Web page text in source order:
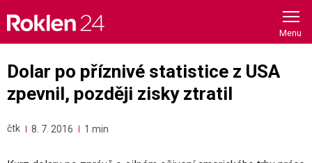
content
Dolar po příznivé statistice z USA
zpevnil, později zisky ztratil
čtk 8. 7. 2016 1 min